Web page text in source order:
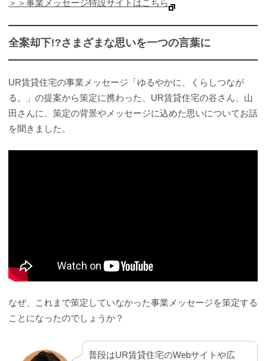
＞＞事業メッセージ特設サイトはこちら
全案却下!?さまざまな思いを一つの言葉に
UR賃貸住宅の事業メッセージ「ゆるやかに、くらしつなが
る。」の提案から策定に携わった、UR賃貸住宅の谷さん、山
田さんに、策定の背景やメッセージに込めた思いについてお話
を聞きました。
なぜ、これまで策定していなかった事業メッセージを策定する
ことになったのでしょうか？
普段はUR賃貸住宅のWebサイトや広